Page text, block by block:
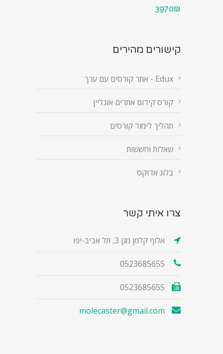
3970₪
קישורים מהירים
Edux - אתר קורסים עם ערך
קורס קידום אתרים אונליין
תהליך לימוד קורסים
שאלות וחששות
בלוג אדוקס
צרו איתי קשר
אלוף קלמן מגן 3, תל אביב-יפו
0523685655
0523685655
molecaster@gmail.com